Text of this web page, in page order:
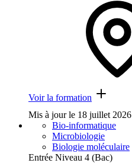
Voir la formation
Mis à jour le 18 juillet 2026
Bio-informatique
Microbiologie
Biologie moléculaire
Entrée Niveau 4 (Bac)